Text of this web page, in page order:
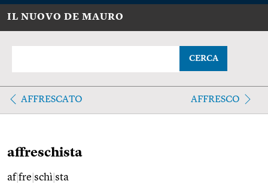
IL NUOVO DE MAURO
CERCA
AFFRESCATO AFFRESCO
affreschista
af|fre schì sta